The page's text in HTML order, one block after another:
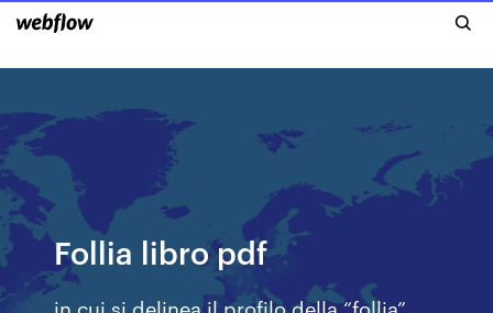
Follia libro pdf
in cui si delinea il profilo della “follia”.